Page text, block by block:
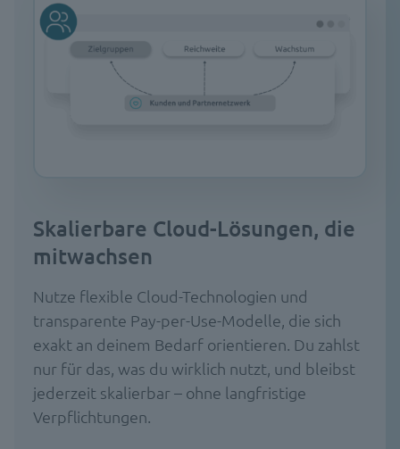
Skalierbare Cloud-Lösungen, die
mitwachsen
Nutze flexible Cloud-Technologien und
transparente Pay-per-Use-Modelle, die sich
exakt an deinem Bedarf orientieren. Du zahlst
nur für das, was du wirklich nutzt, und bleibst
jederzeit skalierbar – ohne langfristige
Verpflichtungen.